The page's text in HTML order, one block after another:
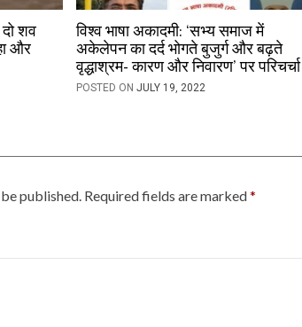
शव
और
विश्व भाषा अकादमी: ‘सभ्य समाज में
अकेलेपन का दर्द भोगते बुजुर्ग और बढ़ते
वृद्धाश्रम- कारण और निवारण’ पर परिचर्चा
POSTED ONJULY 19, 2022
published. Required fields are marked*